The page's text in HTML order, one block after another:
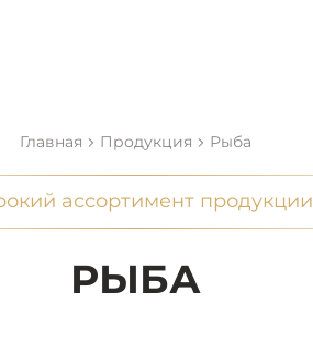
Главная Продукция Рыба
ассортимент продукции
РЫБА